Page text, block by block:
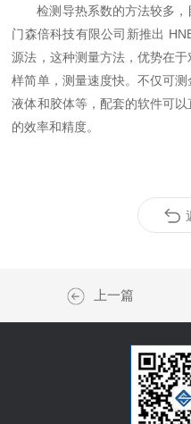
检测导热系数的方法较多
门森倍科技有限公司新推出
源法，这种测量方法，优势在
样简单，测量速度快。不仅可测
液体和胶体等，配套的软件可
的效率和精度。
上一篇